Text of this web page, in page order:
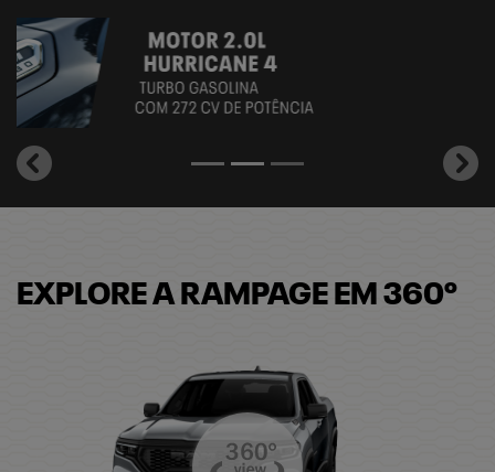
templates.template-
EXPLORE A RAMPAGE EM 360º